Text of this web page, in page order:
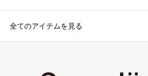
全てのアイテムを見る